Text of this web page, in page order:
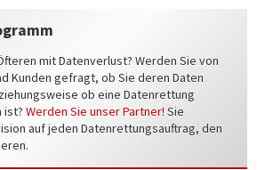
mit Datenverlust? Werden Sie von
Kunden gefragt, ob Sie deren Daten
ob eine Datenrettung
ist? Werden Sie unser Partner! Sie
auf jeden Datenrettungsauftrag, den